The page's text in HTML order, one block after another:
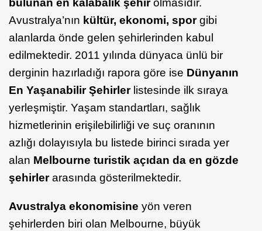
bulunan en kalabalık şehirolmasıdır.
Avustralya’nın kültür, ekonomi, sporgibi
alanlarda önde gelen şehirlerinden kabul
edilmektedir. 2011 yılında dünyaca ünlü bir
derginin hazırladığı rapora göre ise Dünyanın
En Yaşanabilir Şehirlerlistesinde ilk sıraya
yerleşmiştir. Yaşam standartları, sağlık
hizmetlerinin erişilebilirliği ve suç oranının
azlığı dolayısıyla bu listede birinci sırada yer
alan Melbourne turistik açıdan da en gözde
şehirlerarasında gösterilmektedir.
Avustralya ekonomisine yön veren
şehirlerden biri olan Melbourne, büyük